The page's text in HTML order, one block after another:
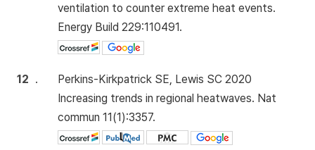
ventilation to counter extreme heat events.
Energy Build 229:110491.
12 .
Perkins-Kirkpatrick SE, Lewis SC 2020
Increasing trends in regional heatwaves. Nat
commun 11(1):3357.